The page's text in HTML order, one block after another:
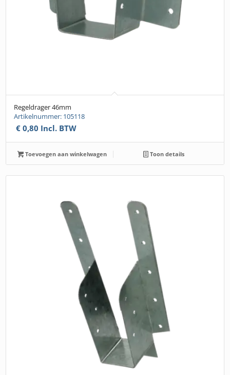
Regeldrager 46mm
Artikelnummer: 105118
€ 0,80 Incl. BTW
Toevoegen aan winkelwagen Toon details